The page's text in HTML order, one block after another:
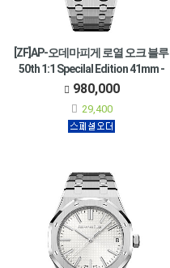
[ZF]AP-오데마피게 로열 오크 블루
50th 1:1 Specilal Edition 41mm -
15510BC.OO.1320BC.02
980,000
29,400